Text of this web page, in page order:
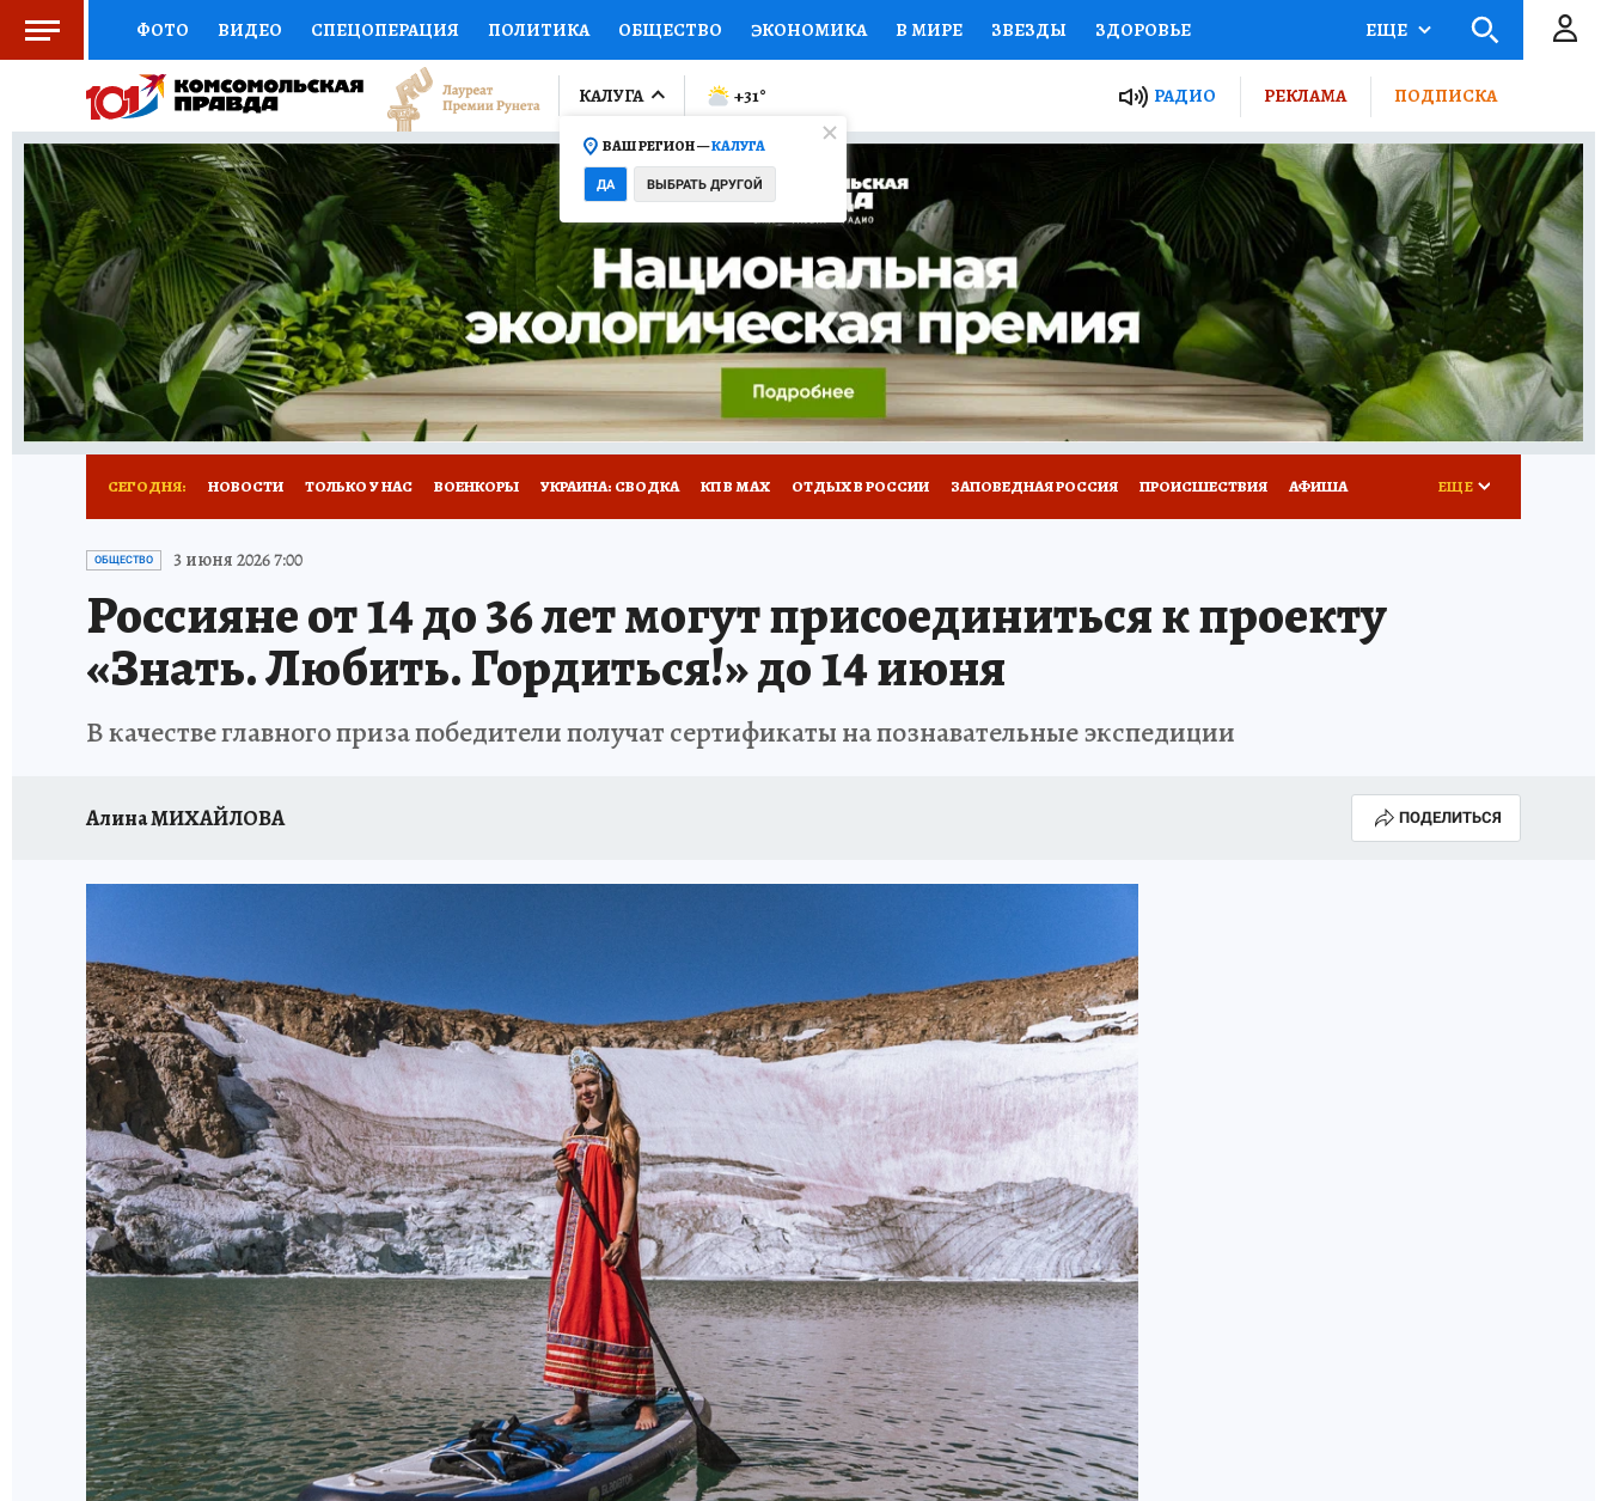
ФОТО ВИДЕО СПЕЦОПЕРАЦИЯ ПОЛИТИКА ОБЩЕСТВО ЭКОНОМИКА В МИРЕ ЗВЕЗДЫ ЗДОРОВЬЕ
СОЦПОДДЕРЖКА НАУКА СПОРТ КОЛУМНИСТЫ ПРОИСШЕСТВИЯ НАЦИОНАЛЬНЫЕ ПРОЕКТЫ РОССИИ
ВЫБОР ЭКСПЕРТОВ ДОКТОР ФИНАНСЫ ОТКРЫВАЕМ МИР Я ЗНАЮ СЕМЬЯ ЖЕНСКИЕ СЕКРЕТЫ ПУТЕВОДИТЕЛЬ
КНИЖНАЯ ПОЛКА ПРОГНОЗЫ НА СПОРТ ПРОМОКОДЫ СЕРИАЛЫ СПЕЦПРОЕКТЫ ДЕФИЦИТ ЖЕЛЕЗА ТУРИЗМ
ПРЕСС-ЦЕНТР НЕДВИЖИМОСТЬ ТЕЛЕВИЗОР КОЛЛЕКЦИИ КОНКУРСЫ РАБОТА У НАС ГИД ПОТРЕБИТЕЛЯ ВСЕ О КП
РАДИО КП РЕКЛАМА ТЕСТЫ НОВОЕ НА САЙТЕ
ЕЩЕ
КАЛУГА
ВАШ РЕГИОН —КАЛУГА
ДА ВЫБРАТЬ ДРУГОЙ
+31° РАДИО РЕКЛАМА ПОДПИСКА
СЕГОДНЯ: НОВОСТИ ТОЛЬКО У НАС ВОЕНКОРЫ УКРАИНА: СВОДКА КП В МАХ ОТДЫХ В РОССИИ ЗАПОВЕДНАЯ РОССИЯ ПРОИСШЕСТВИЯ АФИША
ИСПЫТАНО НА СЕБЕ
ЕЩЕ
ОБЩЕСТВО 3 июня 2026 7:00
Россияне от 14 до 36 лет могут присоединиться к проекту
«Знать. Любить. Гордиться!» до 14 июня
В качестве главного приза победители получат сертификаты на познавательные экспедиции
Алина МИХАЙЛОВА ПОДЕЛИТЬСЯ